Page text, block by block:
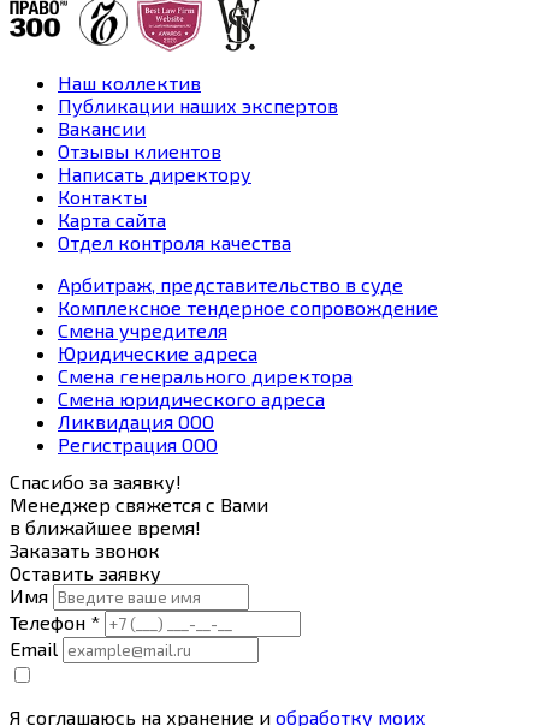
Наш коллектив
Публикации наших экспертов
Вакансии
Отзывы клиентов
Написать директору
Контакты
Карта сайта
Отдел контроля качества
Арбитраж, представительство в суде
Комплексное тендерное сопровождение
Смена учредителя
Юридические адреса
Смена генерального директора
Смена юридического адреса
Ликвидация ООО
Регистрация ООО
Спасибо за заявку!
Менеджер свяжется с Вами
в ближайшее время!
Заказать звонок
Оставить заявку
Имя
Телефон *
Email
Я соглашаюсь на хранение и обработку моих